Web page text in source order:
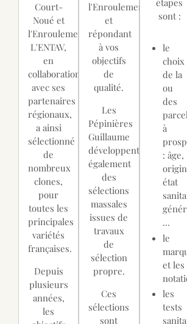
Court-
Noué et
l'Enroulement.
L'ENTAV,
en
collaboration
avec ses
partenaires
régionaux,
a ainsi
sélectionné
de
nombreux
clones,
pour
toutes les
principales
variétés
françaises.
Depuis
plusieurs
années,
les
l'Enroulement),
et
répondant
à vos
objectifs
de
qualité.
Les
Pépinières
Guillaume
développent
également
des
sélections
massales
issues de
travaux
de
sélection
propre.
Ces
sélections
sont
sont :
le
choix
de la
ou
des
à
: âge,
état
...
le
et les
les
tests